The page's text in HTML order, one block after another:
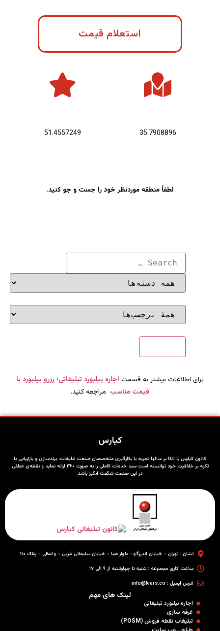
استعلام قیمت
35.7908896
51.4557249
لطفاً منطقه موردنظر خود را جست و جو کنید.
برای اطلاعات بیشتر به قسمت اجاره بیلبورد تبلیغاتی؛ رزرو بیلبورد با
قیمت مناسب مراجعه کنید.
کیارس
کانون کیارس با اتکا بر سالها تجربه با بکارگیری متخصصان صنعت تبلیغات، برندسازی و بازاریابی با
تکیه بر خلاقیت خود توانسته است سبد خدمات کاملی را به صورت ۳۶۰ ارائه نماید و نقطه‌ی عطفی
در این صنعت شگفت انگیز باشد
نشان : تهران - خیابان اندرزگو - بلوار صبا - خیابان سلیمانی غربی - واعظی - پلاک ۱۱۰
ساعت کاری مجموعه : شنبه تا چهارشنبه از ۹ الی ۱۷
آدرس ایمیل : info@kiars.co
لینک های مهم
اجاره بیلبورد تبلیغاتی
غرفه سازی
تبلیغات نقطه فروش (POSM)